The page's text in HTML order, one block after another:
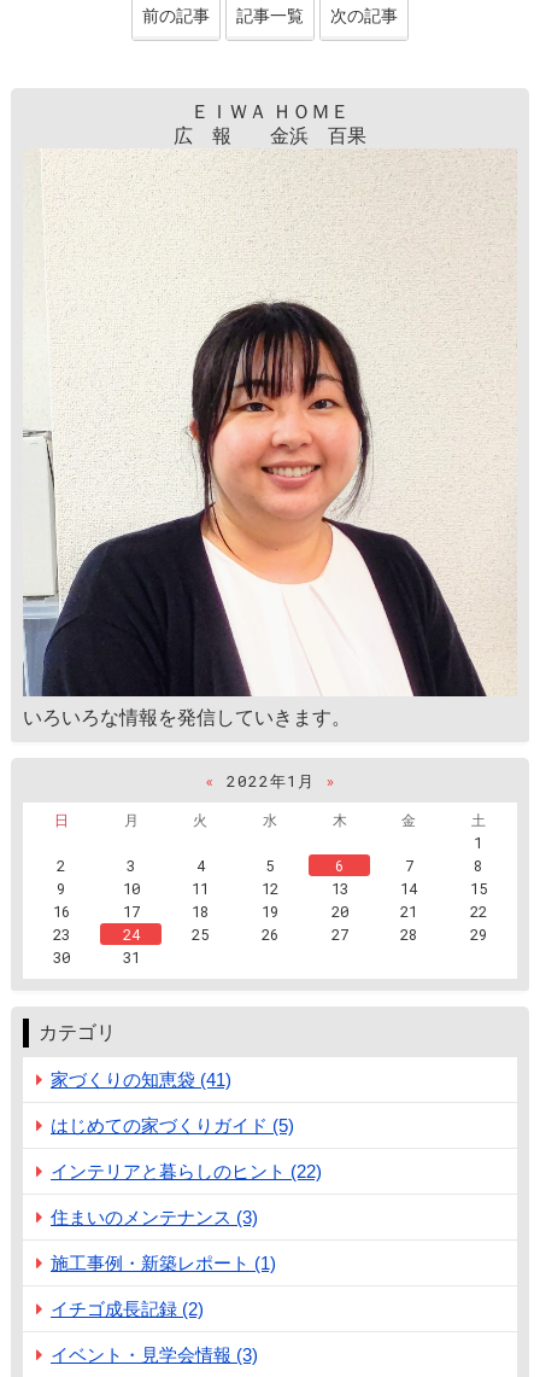
前の記事 記事一覧 次の記事
ＥＩＷＡ ＨＯＭＥ
広 報 金浜 百果
いろいろな情報を発信していきます。
« 2022年1月
»
日
月 火 水 木 金
土
1
2
3 4 5 6 7
8
9
10 11 12 13 14
15
16
17 18 19 20 21
22
23
24 25 26 27 28
29
30
31
カテゴリ
家づくりの知恵袋 (41)
はじめての家づくりガイド (5)
インテリアと暮らしのヒント (22)
住まいのメンテナンス (3)
施工事例・新築レポート (1)
イチゴ成長記録 (2)
イベント・見学会情報 (3)